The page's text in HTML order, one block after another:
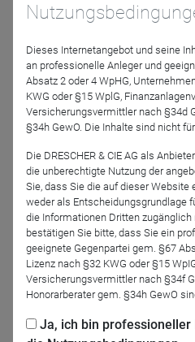
Ampega Investment
HDI AG
Altersvorsorge
Tom Rohrbach,
und David
Ampega Investment
fondsgebundener
Alternative ...
08.03.23
Wer braucht
Dieses Internetangebot und seine
an professionelle Anleger und
Absatz 2 oder 4 WpHG,
KWG oder §15 WplG,
Versicherungsvermittler nach §34d
§34h GewO. Die Inhalte sind nicht
Die DRESCHER & CIE AG als
die unberechtigte Nutzung der
Sie, dass Sie die auf dieser
weder als Entscheidungsgrundlage
die Informationen Dritten
bestätigen Sie bitte, dass Sie ein
geeignete Gegenpartei gem. §67
Lizenz nach §32 KWG oder §15
Versicherungsvermittler nach §34f
Honorarberater gem. §34h GewO
Ja, ich bin